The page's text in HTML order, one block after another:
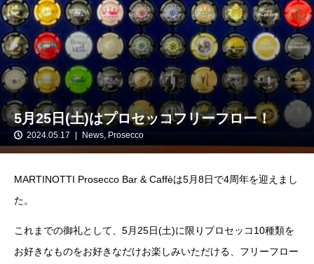
5月25日(土)はプロセッコフリーフロー！
2024.05.17 News, Prosecco
MARTINOTTI Prosecco Bar & Caffèは5月8日で4周年を迎えまし
た。
これまでの御礼として、5月25日(土)に限りプロセッコ10種類を
お好きなものをお好きなだけお楽しみいただける、フリーフロー